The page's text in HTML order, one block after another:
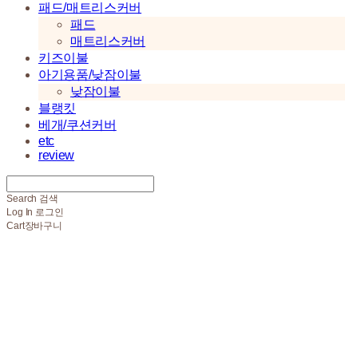
패드/매트리스커버
패드
매트리스커버
키즈이불
아기용품/낮잠이불
낮잠이불
블랭킷
베개/쿠션커버
etc
review
Search 검색
Log In 로그인
Cart장바구니